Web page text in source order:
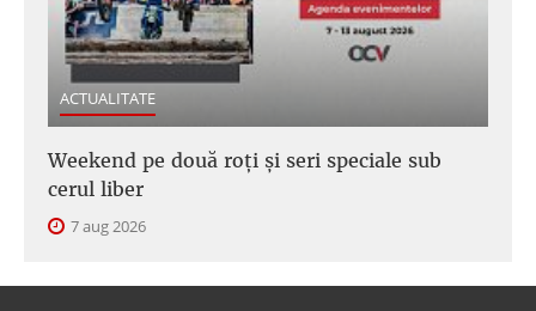
ACTUALITATE
Weekend pe două roți și seri speciale sub
cerul liber
7 aug 2026